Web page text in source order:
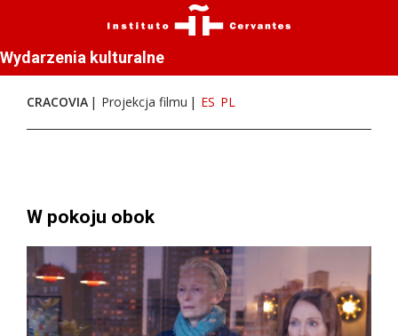
Wydarzenia kulturalne
CRACOVIA Projekcja filmu ES PL
W pokoju obok